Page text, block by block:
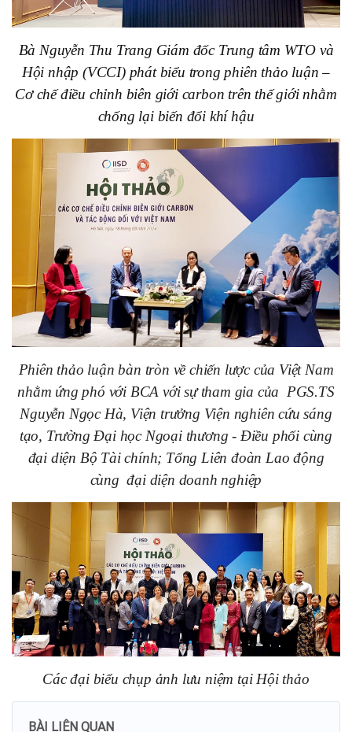
Bà Nguyễn Thu Trang Giám đốc Trung tâm WTO và
Hội nhập (VCCI) phát biểu trong phiên thảo luận –
Cơ chế điều chỉnh biên giới carbon trên thế giới nhằm
chống lại biến đổi khí hậu
Phiên thảo luận bàn tròn về chiến lược của Việt Nam
nhằm ứng phó với BCA với sự tham gia của PGS.TS
Nguyễn Ngọc Hà, Viện trưởng Viện nghiên cứu sáng
tạo, Trường Đại học Ngoại thương - Điều phối cùng
đại diện Bộ Tài chính; Tổng Liên đoàn Lao động
cùng đại diện doanh nghiệp
Các đại biểu chụp ảnh lưu niệm tại Hội thảo
BÀI LIÊN QUAN